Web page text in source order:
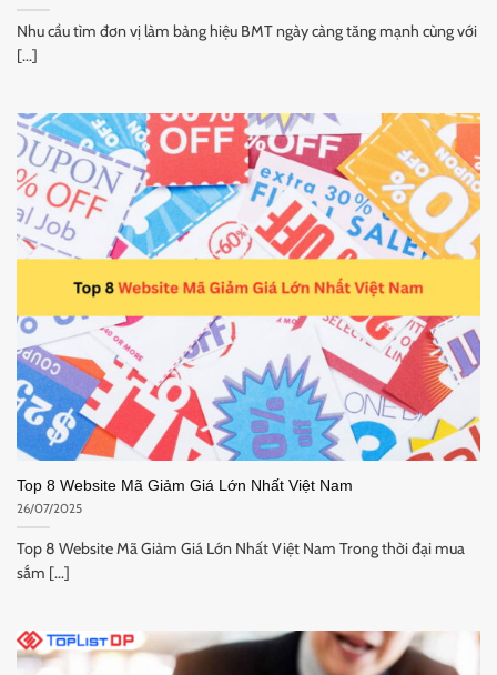
Nhu cầu tìm đơn vị làm bảng hiệu BMT ngày càng tăng mạnh cùng với
[...]
Top 8 Website Mã Giảm Giá Lớn Nhất Việt Nam
26/07/2025
Top 8 Website Mã Giảm Giá Lớn Nhất Việt Nam Trong thời đại mua
sắm [...]